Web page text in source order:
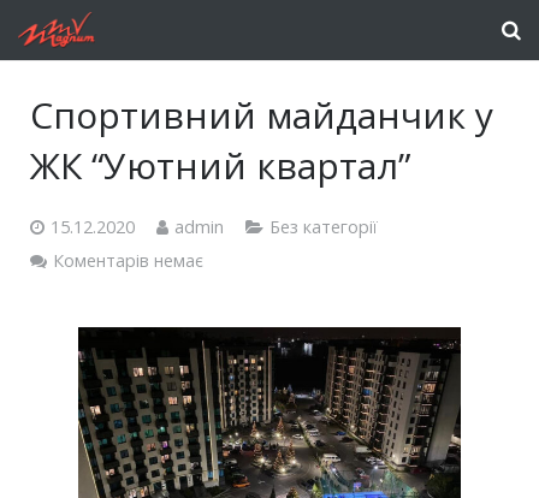
Cпортивний майданчик у
ЖК “Уютний квартал”
15.12.2020 admin
Без категорії
Коментарів немає